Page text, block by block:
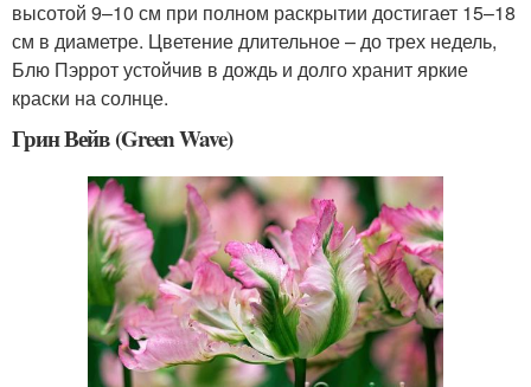
высотой 9–10 см при полном раскрытии достигает 15–18
см в диаметре. Цветение длительное – до трех недель,
Блю Пэррот устойчив в дождь и долго хранит яркие
краски на солнце.
Грин Вейв (Green Wave)